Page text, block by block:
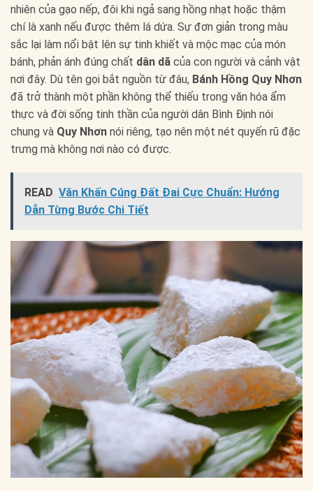
nhiên của gạo nếp, đôi khi ngả sang hồng nhạt hoặc thậm
chí là xanh nếu được thêm lá dứa. Sự đơn giản trong màu
sắc lại làm nổi bật lên sự tinh khiết và mộc mạc của món
bánh, phản ánh đúng chất dân dã của con người và cảnh vật
nơi đây. Dù tên gọi bắt nguồn từ đâu, Bánh Hồng Quy Nhơn
đã trở thành một phần không thể thiếu trong văn hóa ẩm
thực và đời sống tinh thần của người dân Bình Định nói
chung và Quy Nhơn nói riêng, tạo nên một nét quyến rũ đặc
trưng mà không nơi nào có được.
READ Văn Khấn Cúng Đất Đai Cực Chuẩn: Hướng
Dẫn Từng Bước Chi Tiết